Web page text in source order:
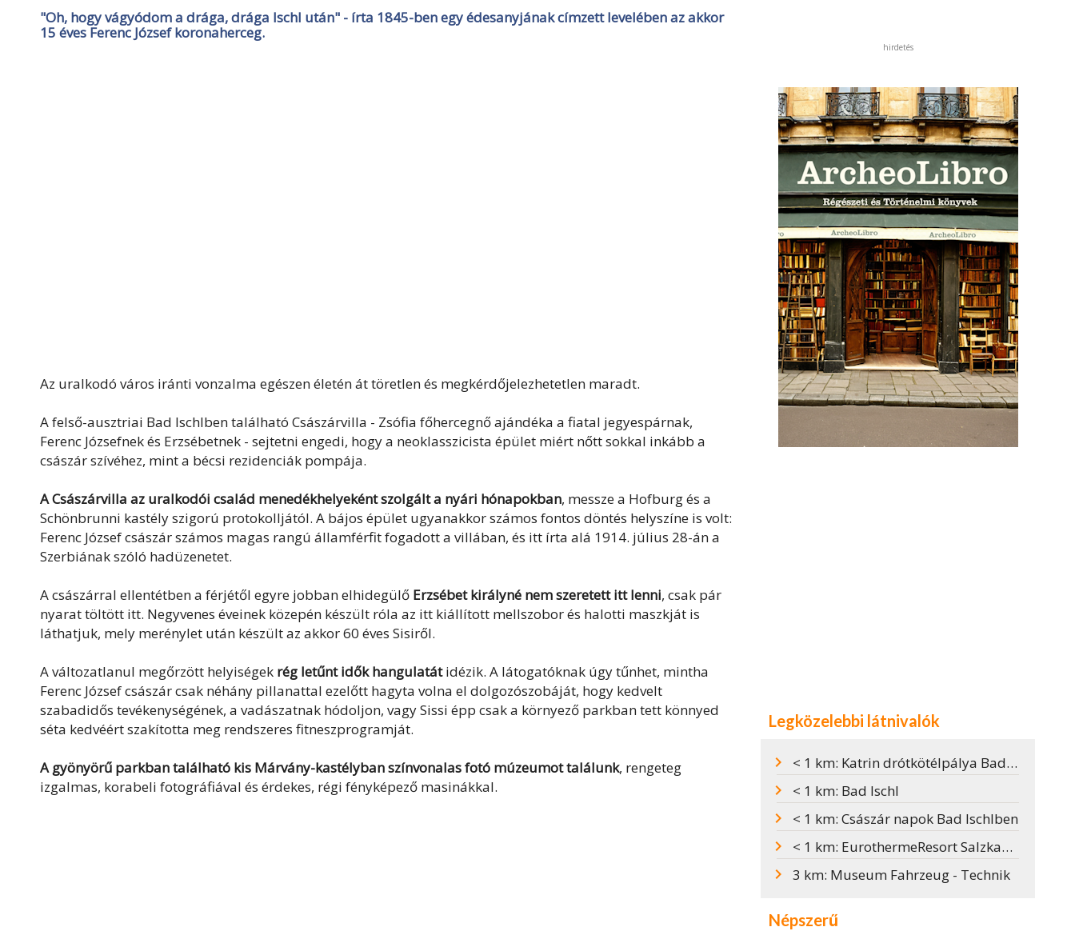
"Oh, hogy vágyódom a drága, drága Ischl után" - írta 1845-ben egy édesanyjának címzett levelében az akkor
15 éves Ferenc József koronaherceg.
Az uralkodó város iránti vonzalma egészen életén át töretlen és megkérdőjelezhetetlen maradt.
A felső-ausztriai Bad Ischlben található Császárvilla - Zsófia főhercegnő ajándéka a fiatal jegyespárnak,
Ferenc Józsefnek és Erzsébetnek - sejtetni engedi, hogy a neoklasszicista épület miért nőtt sokkal inkább a
császár szívéhez, mint a bécsi rezidenciák pompája.
A Császárvilla az uralkodói család menedékhelyeként szolgált a nyári hónapokban, messze a Hofburg és a
Schönbrunni kastély szigorú protokolljától. A bájos épület ugyanakkor számos fontos döntés helyszíne is volt:
Ferenc József császár számos magas rangú államférfit fogadott a villában, és itt írta alá 1914. július 28-án a
Szerbiának szóló hadüzenetet.
A császárral ellentétben a férjétől egyre jobban elhidegülő Erzsébet királyné nem szeretett itt lenni, csak pár
nyarat töltött itt. Negyvenes éveinek közepén készült róla az itt kiállított mellszobor és halotti maszkját is
láthatjuk, mely merénylet után készült az akkor 60 éves Sisiről.
A változatlanul megőrzött helyiségek rég letűnt idők hangulatátidézik. A látogatóknak úgy tűnhet, mintha
Ferenc József császár csak néhány pillanattal ezelőtt hagyta volna el dolgozószobáját, hogy kedvelt
szabadidős tevékenységének, a vadászatnak hódoljon, vagy Sissi épp csak a környező parkban tett könnyed
séta kedvéért szakította meg rendszeres fitneszprogramját.
A gyönyörű parkban található kis Márvány-kastélyban színvonalas fotó múzeumot találunk, rengeteg
izgalmas, korabeli fotográfiával és érdekes, régi fényképező masinákkal.
hirdetés
Legközelebbi látnivalók
< 1 km: Katrin drótkötélpálya Bad Ischlben
< 1 km: Bad Ischl
< 1 km: Császár napok Bad Ischlben
< 1 km: EurothermeResort Salzkammergut
3 km: Museum Fahrzeug - Technik
Népszerű